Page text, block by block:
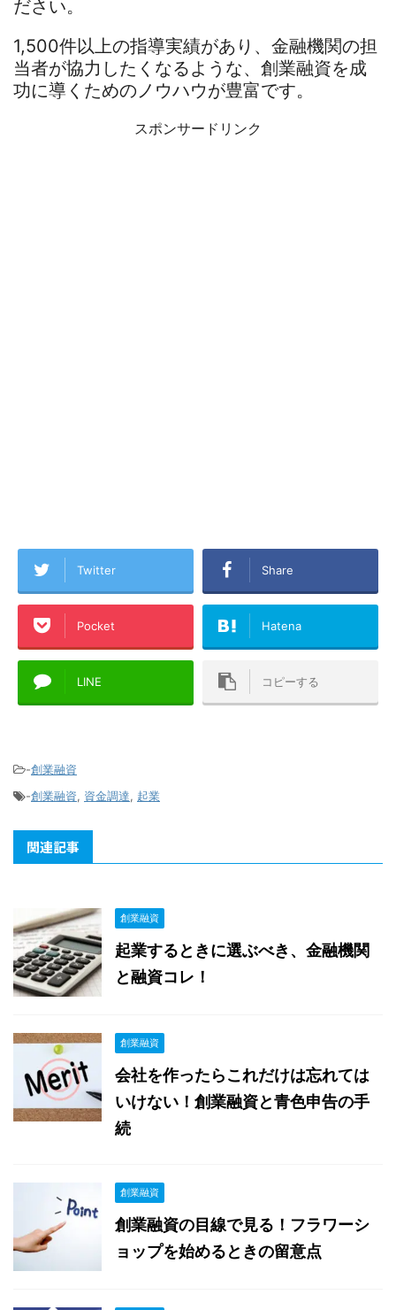
ださい。
1,500件以上の指導実績があり、金融機関の担
当者が協力したくなるような、創業融資を成
功に導くためのノウハウが豊富です。
スポンサードリンク
Twitter Share
Pocket Hatena
LINE コピーする
-創業融資
-創業融資, 資金調達, 起業
関連記事
創業融資
起業するときに選ぶべき、金融機関
と融資コレ！
創業融資
会社を作ったらこれだけは忘れては
いけない！創業融資と青色申告の手
続
創業融資
創業融資の目線で見る！フラワーシ
ョップを始めるときの留意点